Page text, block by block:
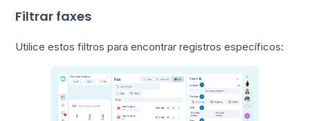
Filtrar faxes
Utilice estos filtros para encontrar registros específicos: